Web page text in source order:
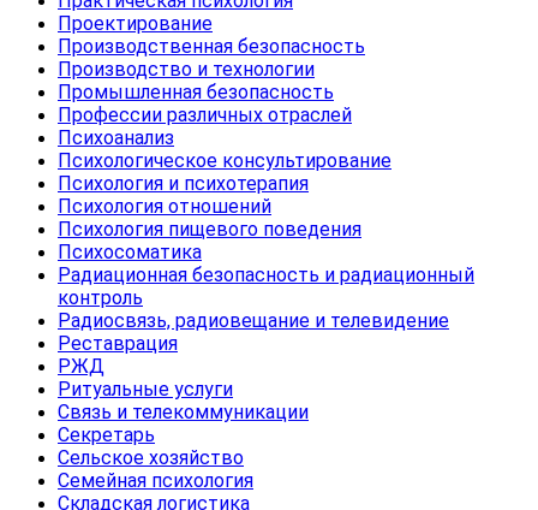
Проектирование
Производственная безопасность
Производство и технологии
Промышленная безопасность
Профессии различных отраслей
Психоанализ
Психологическое консультирование
Психология и психотерапия
Психология отношений
Психология пищевого поведения
Психосоматика
Радиационная безопасность и радиационный
контроль
Радиосвязь, радиовещание и телевидение
Реставрация
РЖД
Ритуальные услуги
Связь и телекоммуникации
Секретарь
Сельское хозяйство
Семейная психология
Складская логистика